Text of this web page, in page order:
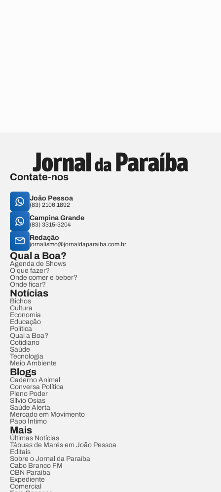
Contate-nos
João Pessoa
(83) 2106.1892
Campina Grande
(83) 3315-3204
Redação
jornalismo@jornaldaparaiba.com.br
Qual a Boa?
Agenda de Shows
O que fazer?
Onde comer e beber?
Onde ficar?
Notícias
Bichos
Cultura
Economia
Educação
Política
Qual a Boa?
Cotidiano
Saúde
Tecnologia
Meio Ambiente
Blogs
Caderno Animal
Conversa Política
Pleno Poder
Sílvio Osias
Saúde Alerta
Mercado em Movimento
Papo Íntimo
Mais
Últimas Notícias
Tábuas de Marés em João Pessoa
Editais
Sobre o Jornal da Paraíba
Cabo Branco FM
CBN Paraíba
Expediente
Comercial